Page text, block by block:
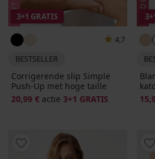
3+1 GRATIS
4,7
BESTSELLER
Corrigerende slip Simple
Push-Up met hoge taille
20,99 € actie 3+1 GRATIS